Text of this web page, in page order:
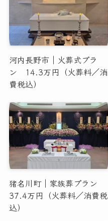
河内長野市｜火葬式プラ
ン 14.3万円（火葬料／消
費税込）
猪名川町｜家族葬プラン
37.4万円（火葬料／消費税
込）